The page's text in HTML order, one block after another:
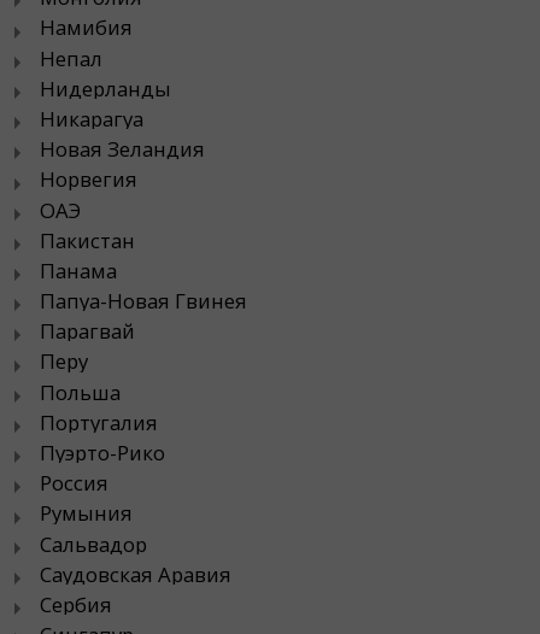
Намибия
Непал
Нидерланды
Никарагуа
Новая Зеландия
Норвегия
ОАЭ
Пакистан
Панама
Папуа-Новая Гвинея
Парагвай
Перу
Польша
Португалия
Пуэрто-Рико
Россия
Румыния
Сальвадор
Саудовская Аравия
Сербия